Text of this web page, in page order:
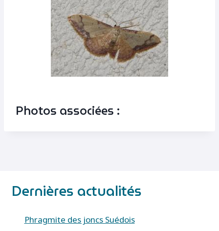
Photos associées :
Dernières actualités
Phragmite des joncs Suédois